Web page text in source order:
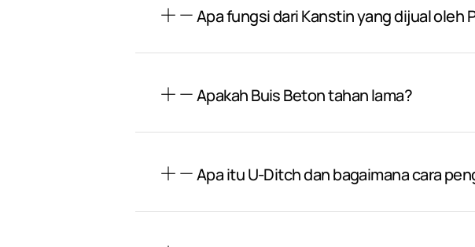
Apa fungsi dari Kanstin yang dijual oleh
Apakah Buis Beton tahan lama?
Apa itu U-Ditch dan bagaimana cara